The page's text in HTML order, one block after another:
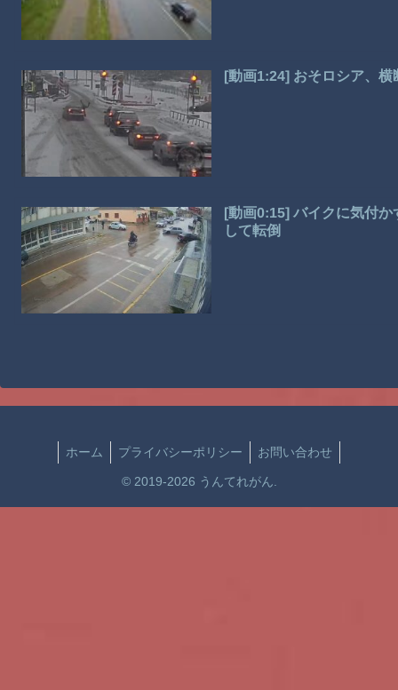
[動画1:24] おそロシア、
[動画0:15] バイクに気付
して転倒
ホーム プライバシーポリシー お問い合わせ
© 2019-2026 うんてれがん.